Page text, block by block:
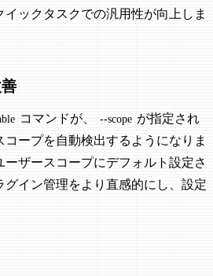
ックタスクでの汎用性が向上しま
コマンドが、 --scope が指定され
ープを自動検出するようになりま
ーザースコープにデフォルト設定さ
イン管理をより直感的にし、設定